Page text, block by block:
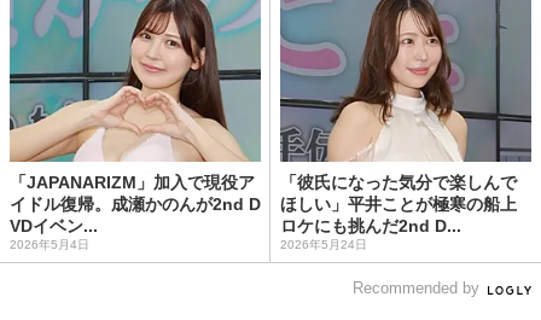
「JAPANARIZM」加入で現役ア
イドル復帰。成瀬かのんが2nd D
VDイベン...
2026年5月4日
「彼氏になった気分で楽しんで
ほしい」平井ことが極寒の船上
ロケにも挑んだ2nd D...
2026年5月24日
Recommended by